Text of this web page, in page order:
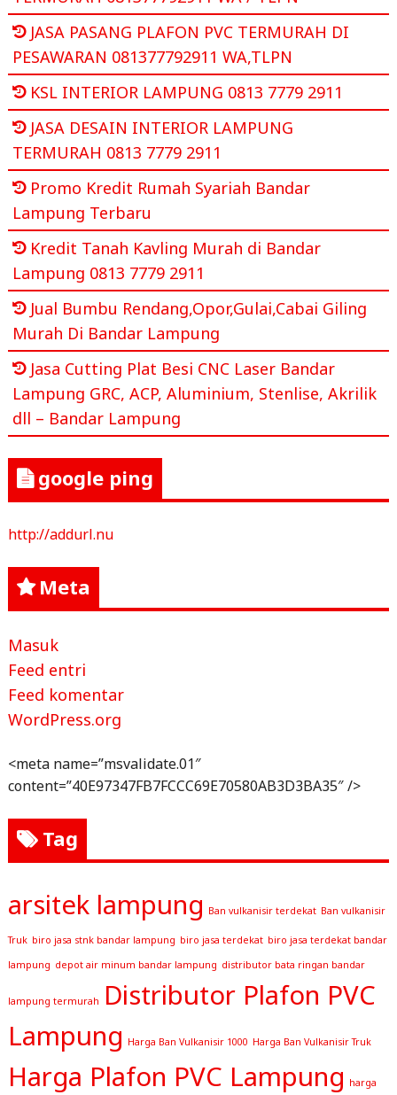
JASA PASANG PLAFON PVC TERMURAH DI
PESAWARAN 081377792911 WA,TLPN
KSL INTERIOR LAMPUNG 0813 7779 2911
JASA DESAIN INTERIOR LAMPUNG
TERMURAH 0813 7779 2911
Promo Kredit Rumah Syariah Bandar
Lampung Terbaru
Kredit Tanah Kavling Murah di Bandar
Lampung 0813 7779 2911
Jual Bumbu Rendang,Opor,Gulai,Cabai Giling
Murah Di Bandar Lampung
Jasa Cutting Plat Besi CNC Laser Bandar
Lampung GRC, ACP, Aluminium, Stenlise, Akrilik
dll – Bandar Lampung
google ping
http://addurl.nu
Meta
Masuk
Feed entri
Feed komentar
WordPress.org
<meta name=”msvalidate.01″
content=”40E97347FB7FCCC69E70580AB3D3BA35″ />
Tag
arsitek lampung Ban vulkanisir terdekat Ban vulkanisir
Truk biro jasa stnk bandar lampung biro jasa terdekat biro jasa terdekat bandar
lampung depot air minum bandar lampung distributor bata ringan bandar
lampung termurah
Distributor Plafon PVC
Lampung Harga Ban Vulkanisir 1000 Harga Ban Vulkanisir Truk
Harga Plafon PVC Lampung harga